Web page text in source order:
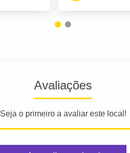
Avaliações
Seja o primeiro a avaliar este local!